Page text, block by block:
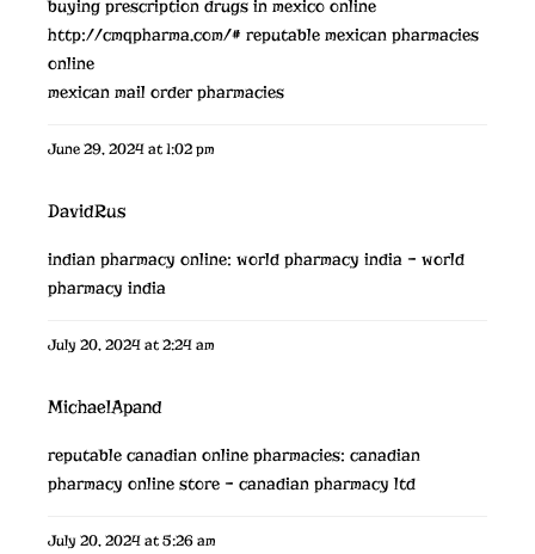
buying prescription drugs in mexico online
http://cmqpharma.com/# reputable mexican pharmacies
online
mexican mail order pharmacies
June 29, 2024 at 1:02 pm
DavidRus
indian pharmacy online: world pharmacy india – world
pharmacy india
July 20, 2024 at 2:24 am
MichaelApand
reputable canadian online pharmacies: canadian
pharmacy online store – canadian pharmacy ltd
July 20, 2024 at 5:26 am